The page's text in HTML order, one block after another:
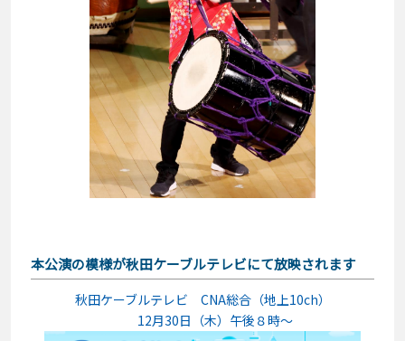
本公演の模様が秋田ケーブルテレビにて放映されます
秋田ケーブルテレビ CNA総合（地上10ch）
12月30日（木）午後８時～